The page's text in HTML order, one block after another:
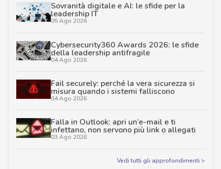
Sovranità digitale e AI: le sfide per la
leadership IT
05 Ago 2026
Cybersecurity360 Awards 2026: le sfide
della leadership antifragile
04 Ago 2026
Fail securely: perché la vera sicurezza si
misura quando i sistemi falliscono
04 Ago 2026
Falla in Outlook: apri un’e-mail e ti
infettano, non servono più link o allegati
03 Ago 2026
Vedi tutti gli approfondimenti >